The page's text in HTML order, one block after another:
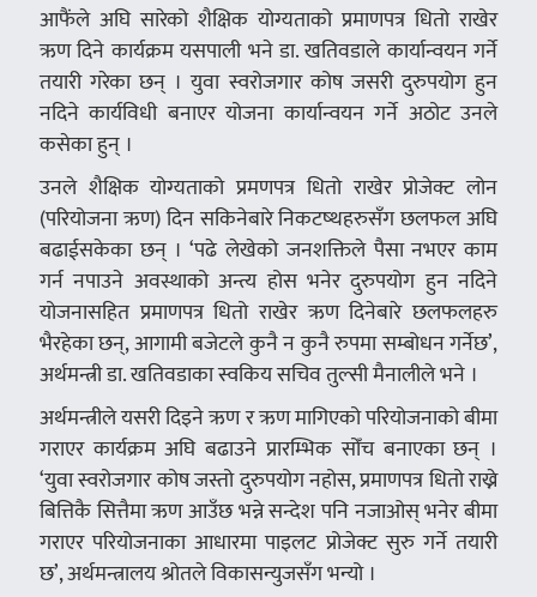
आफैंले अघि सारेको शैक्षिक योग्यताको प्रमाणपत्र धितो राखेर
ऋण दिने कार्यक्रम यसपाली भने डा. खतिवडाले कार्यान्वयन गर्ने
तयारी गरेका छन् । युवा स्वरोजगार कोष जसरी दुरुपयोग हुन
नदिने कार्यविधी बनाएर योजना कार्यान्वयन गर्ने अठोट उनले
कसेका हुन् ।
उनले शैक्षिक योग्यताको प्रमणपत्र धितो राखेर प्रोजेक्ट लोन
(परियोजना ऋण) दिन सकिनेबारे निकटष्थहरुसँग छलफल अघि
बढाईसकेका छन् । ‘पढे लेखेको जनशक्तिले पैसा नभएर काम
गर्न नपाउने अवस्थाको अन्त्य होस भनेर दुरुपयोग हुन नदिने
योजनासहित प्रमाणपत्र धितो राखेर ऋण दिनेबारे छलफलहरु
भैरहेका छन्, आगामी बजेटले कुनै न कुनै रुपमा सम्बोधन गर्नेछ’,
अर्थमन्त्री डा. खतिवडाका स्वकिय सचिव तुल्सी मैनालीले भने ।
अर्थमन्त्रीले यसरी दिइने ऋण र ऋण मागिएको परियोजनाको बीमा
गराएर कार्यक्रम अघि बढाउने प्रारम्भिक सोँच बनाएका छन् ।
‘युवा स्वरोजगार कोष जस्तो दुरुपयोग नहोस, प्रमाणपत्र धितो राख्ने
बित्तिकै सित्तैमा ऋण आउँछ भन्ने सन्देश पनि नजाओस् भनेर बीमा
गराएर परियोजनाका आधारमा पाइलट प्रोजेक्ट सुरु गर्ने तयारी
छ’, अर्थमन्त्रालय श्रोतले विकासन्युजसँग भन्यो ।